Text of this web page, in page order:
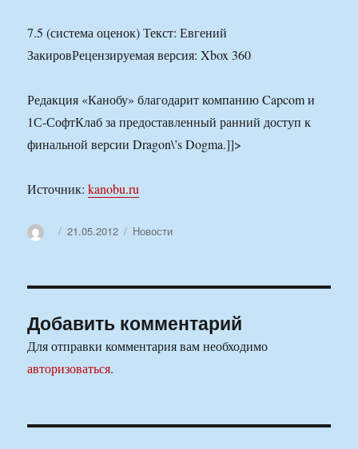
7.5 (система оценок) Текст: Евгений
ЗакировРецензируемая версия: Xbox 360
Редакция «Канобу» благодарит компанию Capcom и
1С-СофтКлаб за предоставленный ранний доступ к
финальной версии Dragon\’s Dogma.]]>
Источник:kanobu.ru
АвторОпубликовано
21.05.2012 Рубрики
Новости
Добавить комментарий
Для отправки комментария вам необходимо
авторизоваться.